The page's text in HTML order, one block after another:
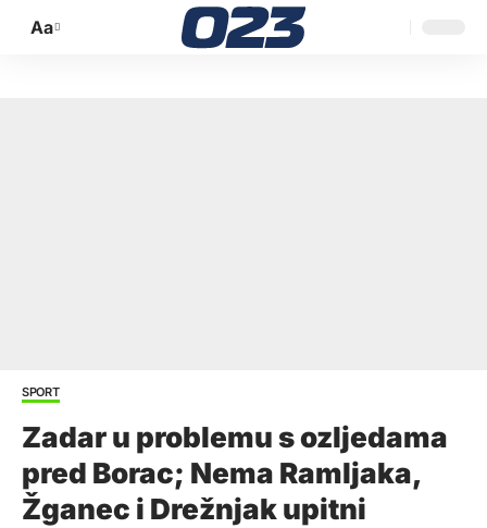
Promijeni
Aa
SPORT
Zadar u problemu s ozljedama
pred Borac; Nema Ramljaka,
Žganec i Drežnjak upitni